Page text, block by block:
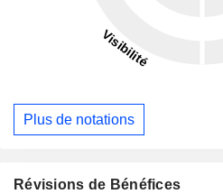
Plus de notations
Révisions de Bénéfices